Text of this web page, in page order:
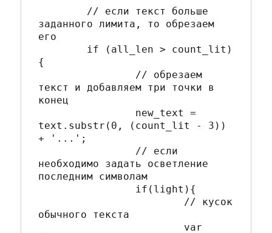
заданного лимита, то обрезаем
его
{
текст и добавляем три точки в
конец
text.substr(0, (count_lit - 3))
+ '...';
необходимо задать осветление
последним символам
обычного текста